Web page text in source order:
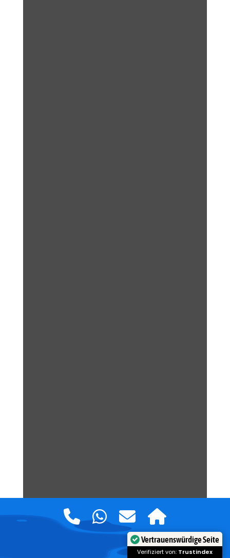
Vertrauenswürdige Seite
Verifiziert von: Trustindex